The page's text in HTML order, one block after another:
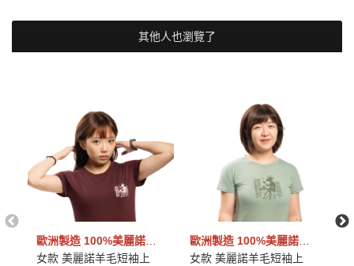
其他人也瀏覽了
歐洲製造 100%美麗諾羊毛
女款 美麗諾羊毛短袖上
歐洲製造 100%美麗諾羊毛
女款 美麗諾羊毛短袖上